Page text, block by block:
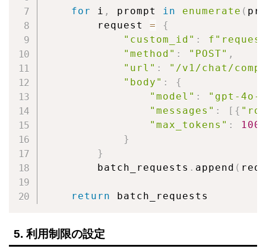
for i , prompt in enumerate (
        request
=
{
"custom_id" :
"method" : "POST" ,
"url" :
"/v1/chat/
"body" :
{
"model" :
"gpt-4o-
"messages" : [ {
"max_tokens" :
}
}
        batch_requests
. append (
return batch_requests
5. 利用制限の設定